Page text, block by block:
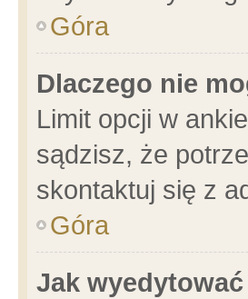
Góra
Dlaczego nie
Limit opcji w
sądzisz, że
skontaktuj się z
Góra
Jak